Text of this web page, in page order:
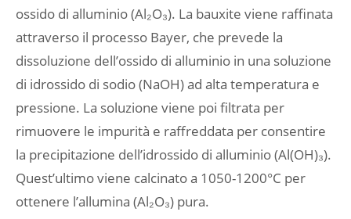
ossido di alluminio (Al₂O₃). La bauxite viene raffinata
attraverso il processo Bayer, che prevede la
dissoluzione dell’ossido di alluminio in una soluzione
di idrossido di sodio (NaOH) ad alta temperatura e
pressione. La soluzione viene poi filtrata per
rimuovere le impurità e raffreddata per consentire
la precipitazione dell’idrossido di alluminio (Al(OH)₃).
Quest’ultimo viene calcinato a 1050-1200°C per
ottenere l’allumina (Al₂O₃) pura.